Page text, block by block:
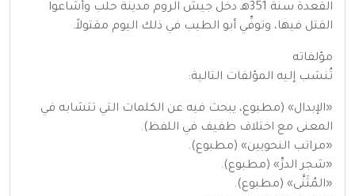
القعدة سنة 351هـ دخل جيش الروم مدينة حلب وأشاعوا
القتل فيها، وتوفِّي أبو الطيب في ذلك اليوم مقتولاً.
مؤلفاته
تُنسَب إليه المؤلفات التالية:
«الإبدال» (مطبوع، يبحث فيه عن الكلمات التي تتشابه في
المعنى مع اختلاف طفيف في اللفظ).
«مراتب النحويين» (مطبوع).
«شجر الدرِّ» (مطبوع).
«المُثَنَّى» (مطبوع).